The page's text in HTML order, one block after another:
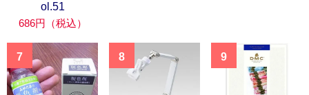
ol.51
686円（税込）
7 8 9